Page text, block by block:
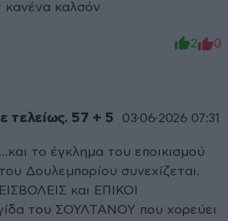
κανένα καλσόν
2 0
τελείως. 57 + 5 03·06·2026 07:31
το έγκλημα του εποικισμού
Δουλεμπορίου συνεχίζεται.
και ΕΠΙΚΟΙ
του ΣΟΥΛΤΑΝΟΥ που χορεύει